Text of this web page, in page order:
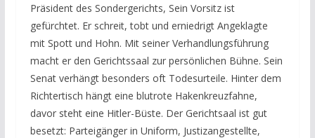
Präsident des Sondergerichts, Sein Vorsitz ist
gefürchtet. Er schreit, tobt und erniedrigt Angeklagte
mit Spott und Hohn. Mit seiner Verhandlungsführung
macht er den Gerichtssaal zur persönlichen Bühne. Sein
Senat verhängt besonders oft Todesurteile. Hinter dem
Richtertisch hängt eine blutrote Hakenkreuzfahne,
davor steht eine Hitler-Büste. Der Gerichtsaal ist gut
besetzt: Parteigänger in Uniform, Justizangestellte,